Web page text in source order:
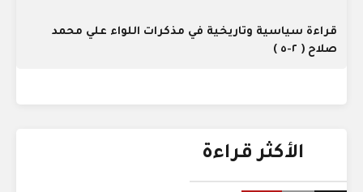
قراءة سياسية وتاريخية في مذكرات اللواء علي محمد
صلاح ( ٢-٥ )
الأكثر قراءة